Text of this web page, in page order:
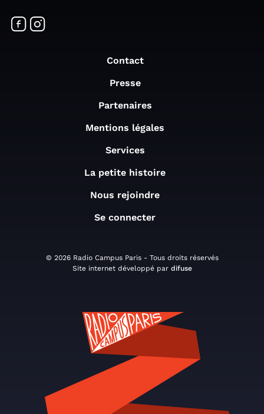
Contact
Presse
Partenaires
Mentions légales
Services
La petite histoire
Nous rejoindre
Se connecter
© 2026 Radio Campus Paris - Tous droits réservés
Site internet développé par difuse